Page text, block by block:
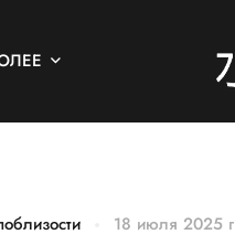
18 июля 2025